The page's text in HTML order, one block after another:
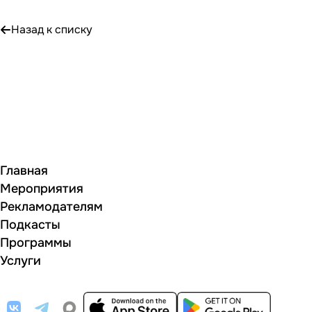
Назад к списку
Главная
Мероприятия
Рекламодателям
Подкасты
Программы
Услуги